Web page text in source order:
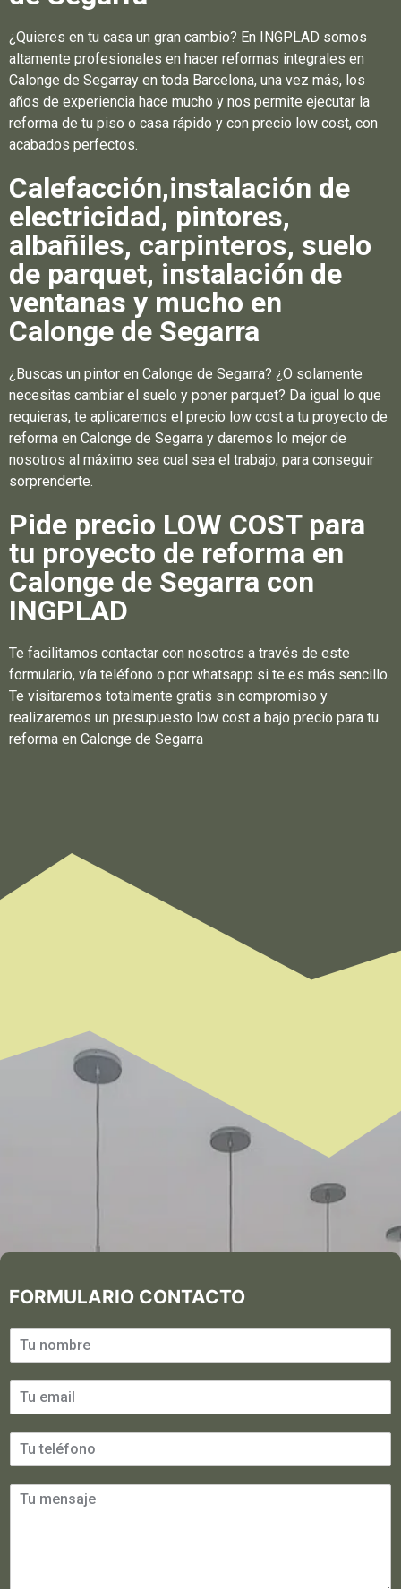
¿Quieres en tu casa un gran cambio? En INGPLAD somos
altamente profesionales en hacer reformas integrales en
Calonge de Segarray en toda Barcelona, una vez más, los
años de experiencia hace mucho y nos permite ejecutar la
reforma de tu piso o casa rápido y con precio low cost, con
acabados perfectos.
Calefacción,instalación de
electricidad, pintores,
albañiles, carpinteros, suelo
de parquet, instalación de
ventanas y mucho en
Calonge de Segarra
¿Buscas un pintor en Calonge de Segarra? ¿O solamente
necesitas cambiar el suelo y poner parquet? Da igual lo que
requieras, te aplicaremos el precio low cost a tu proyecto de
reforma en Calonge de Segarra y daremos lo mejor de
nosotros al máximo sea cual sea el trabajo, para conseguir
sorprenderte.
Pide precio LOW COST para
tu proyecto de reforma en
Calonge de Segarra con
INGPLAD
Te facilitamos contactar con nosotros a través de este
formulario, vía teléfono o por whatsapp si te es más sencillo.
Te visitaremos totalmente gratis sin compromiso y
realizaremos un presupuesto low cost a bajo precio para tu
reforma en Calonge de Segarra
FORMULARIO CONTACTO